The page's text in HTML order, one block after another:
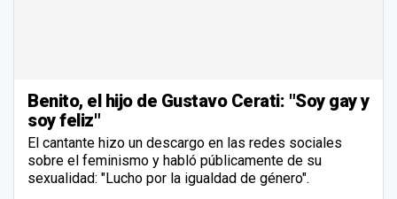
Benito, el hijo de Gustavo Cerati: "Soy gay y
soy feliz"
El cantante hizo un descargo en las redes sociales
sobre el feminismo y habló públicamente de su
sexualidad: "Lucho por la igualdad de género".